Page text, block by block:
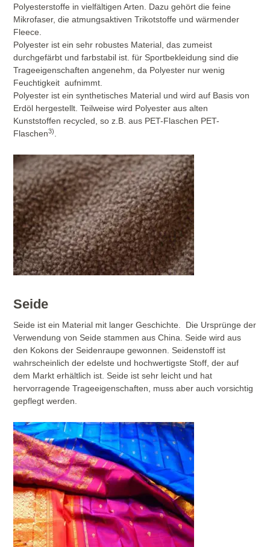
Polyesterstoffe in vielfältigen Arten. Dazu gehört die feine
Mikrofaser, die atmungsaktiven Trikotstoffe und wärmender
Fleece.
Polyester ist ein sehr robustes Material, das zumeist
durchgefärbt und farbstabil ist. für Sportbekleidung sind die
Trageeigenschaften angenehm, da Polyester nur wenig
Feuchtigkeit aufnimmt.
Polyester ist ein synthetisches Material und wird auf Basis von
Erdöl hergestellt. Teilweise wird Polyester aus alten
Kunststoffen recycled, so z.B. aus PET-Flaschen PET-
Flaschen3)
Seide
Seide ist ein Material mit langer Geschichte. Die Ursprünge der
Verwendung von Seide stammen aus China. Seide wird aus
den Kokons der Seidenraupe gewonnen. Seidenstoff ist
wahrscheinlich der edelste und hochwertigste Stoff, der auf
dem Markt erhältlich ist. Seide ist sehr leicht und hat
hervorragende Trageeigenschaften, muss aber auch vorsichtig
gepflegt werden.